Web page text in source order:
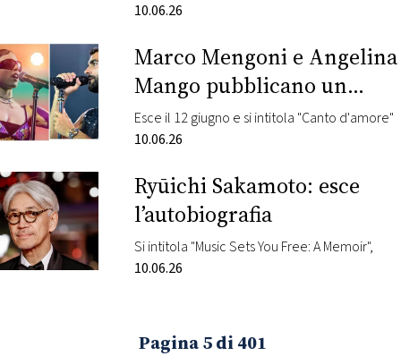
10.06.26
Marco Mengoni e Angelina
Mango pubblicano un
nuovo singolo
Esce il 12 giugno e si intitola "Canto d'amore"
10.06.26
Ryūichi Sakamoto: esce
l’autobiografia
Si intitola "Music Sets You Free: A Memoir",
10.06.26
Pagina 5 di 401